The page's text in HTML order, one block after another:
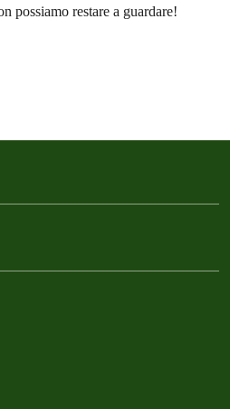
possiamo restare a guardare!